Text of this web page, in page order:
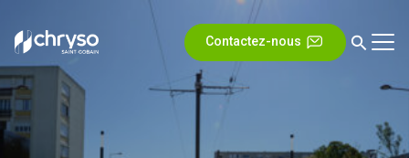
Contactez-nous